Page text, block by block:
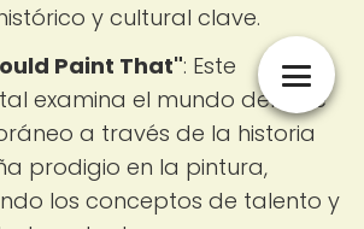
y cultural clave.
Paint That": Este
examina el mundo del arte
a través de la historia
prodigio en la pintura,
los conceptos de talento y